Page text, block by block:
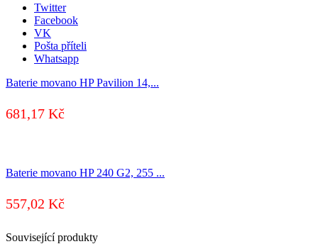
Twitter
Facebook
VK
Pošta příteli
Whatsapp
Baterie movano HP Pavilion 14,...
681,17 Kč
Baterie movano HP 240 G2, 255 ...
557,02 Kč
Související produkty